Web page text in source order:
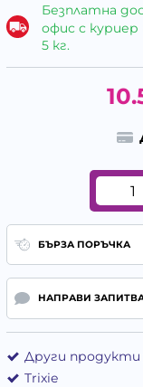
Безплатна
офис с
5 кг.
БЪРЗА ПОРЪЧКА
НАПРАВИ
Други продукти
Trixie